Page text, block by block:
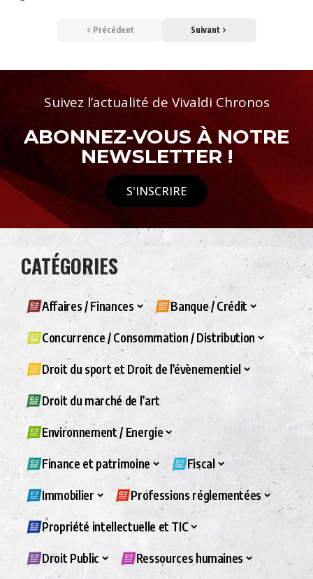
Précédent Suivant
Suivez l’actualité de Vivaldi Chronos
ABONNEZ-VOUS À NOTRE
NEWSLETTER !
S'INSCRIRE
CATÉGORIES
Affaires / Finances Banque / Crédit
Concurrence / Consommation / Distribution
Droit du sport et Droit de l’évènementiel
Droit du marché de l’art
Environnement / Energie
Finance et patrimoine Fiscal
Immobilier Professions réglementées
Propriété intellectuelle et TIC
Droit Public Ressources humaines